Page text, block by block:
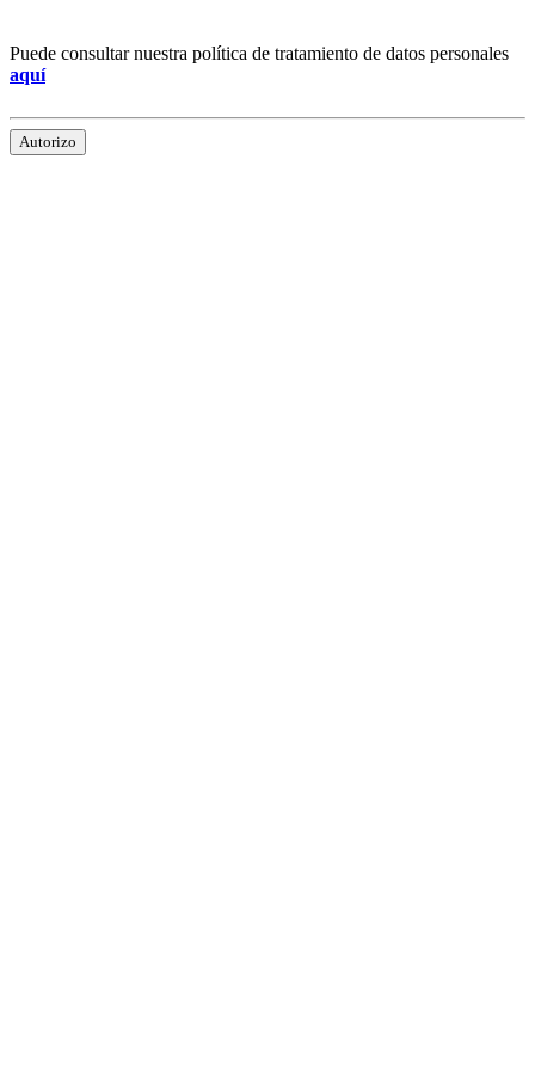
Puede consultar nuestra política de tratamiento de datos personales
aquí
Autorizo